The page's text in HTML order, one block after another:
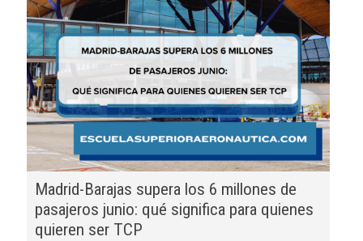
Madrid-Barajas supera los 6 millones de
pasajeros junio: qué significa para quienes
quieren ser TCP